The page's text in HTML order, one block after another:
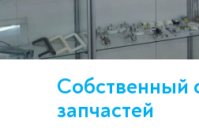
Собственный
запчастей